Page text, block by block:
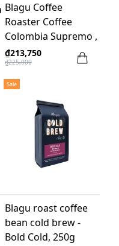
Blagu Coffee
Roaster Coffee
Colombia Supremo ,
Whole Bean,
Medium Roasted,
250g
₫213,750
₫225,000
Sale
Blagu roast coffee
bean cold brew -
Bold Cold, 250g